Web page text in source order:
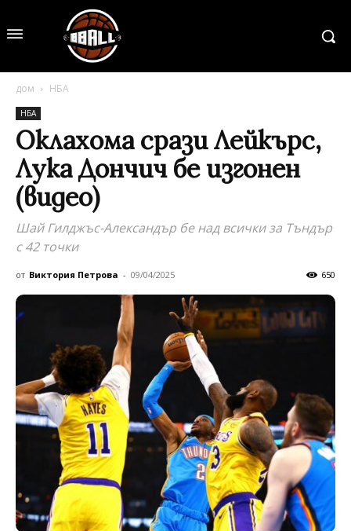
дом НБА
НБА
Оклахома срази Лейкърс,
Лука Дончич бе изгонен
(видео)
Шай Гилджъс-Александър бе над всички за Тъндър
с 42 точки
от Виктория Петрова - 09/04/2025 650